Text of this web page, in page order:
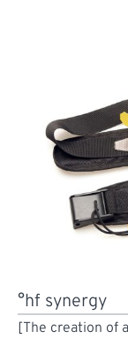
°hf synergy
[The creation of